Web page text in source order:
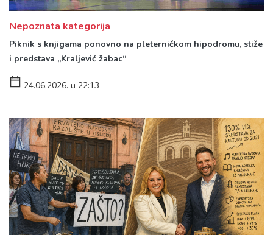
Nepoznata kategorija
Piknik s knjigama ponovno na pleterničkom hipodromu, stiže
i predstava „Kraljević žabac“
24.06.2026. u 22:13